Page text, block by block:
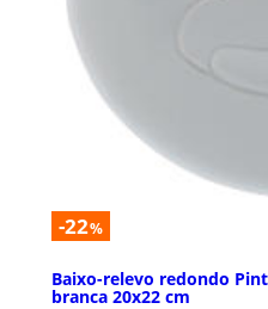
-22%
Baixo-relevo redondo
branca 20x22 cm